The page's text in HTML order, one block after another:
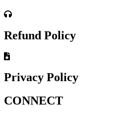
Refund Policy
Privacy Policy
CONNECT